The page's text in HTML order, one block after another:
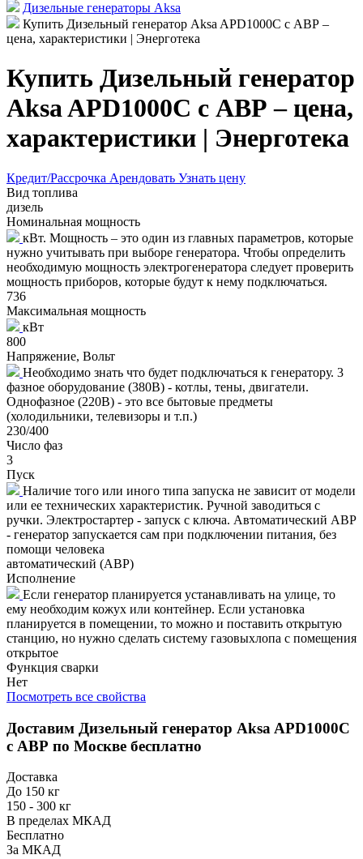
Дизельные генераторы Aksa
Купить Дизельный генератор Aksa APD1000C с АВР –
цена, характеристики | Энерготека
Купить Дизельный генератор
Aksa APD1000C с АВР – цена,
характеристики | Энерготека
Кредит/Рассрочка Арендовать Узнать цену
Вид топлива
дизель
Номинальная мощность
кВт. Мощность – это один из главных параметров, которые
нужно учитывать при выборе генератора. Чтобы определить
необходимую мощность электрогенератора следует проверить
мощность приборов, которые будут к нему подключаться.
736
Максимальная мощность
кВт
800
Напряжение, Вольт
Необходимо знать что будет подключаться к генератору. 3
фазное оборудование (380В) - котлы, тены, двигатели.
Однофазное (220В) - это все бытовые предметы
(холодильники, телевизоры и т.п.)
230/400
Число фаз
3
Пуск
Наличие того или иного типа запуска не зависит от модели
или ее технических характеристик. Ручной заводиться с
ручки. Электростартер - запуск с ключа. Автоматический АВР
- генератор запускается сам при подключении питания, без
помощи человека
автоматический (АВР)
Исполнение
Если генератор планируется устанавливать на улице, то
ему необходим кожух или контейнер. Если установка
планируется в помещении, то можно и поставить открытую
станцию, но нужно сделать систему газовыхлопа с помещения
открытое
Функция сварки
Нет
Посмотреть все свойства
Доставим Дизельный генератор Aksa APD1000C
с АВР по Москве бесплатно
Доставка
До 150 кг
150 - 300 кг
В пределах МКАД
Бесплатно
За МКАД